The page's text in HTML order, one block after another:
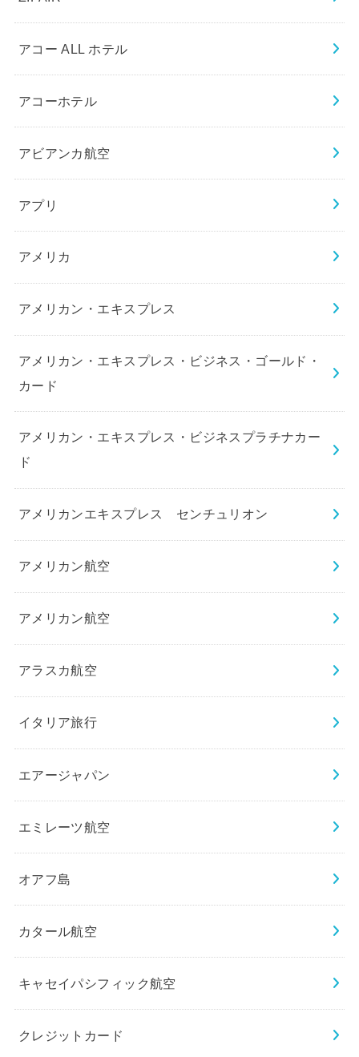
アコー ALL ホテル
アコーホテル
アビアンカ航空
アプリ
アメリカ
アメリカン・エキスプレス
アメリカン・エキスプレス・ビジネス・ゴールド・
カード
アメリカン・エキスプレス・ビジネスプラチナカー
ド
アメリカンエキスプレス センチュリオン
アメリカン航空
アメリカン航空
アラスカ航空
イタリア旅行
エアージャパン
エミレーツ航空
オアフ島
カタール航空
キャセイパシフィック航空
クレジットカード